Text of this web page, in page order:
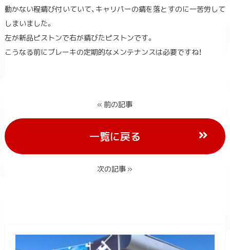
動かない程錆び付いていて、キャリパーの錆を落とすのに一苦労して
しまいました。
左が新品ピストンで右が錆びたピストンです。
こうなる前にブレーキの定期的なメンテナンスは必要ですね！
« 前の記事
一覧に戻る
次の記事 »